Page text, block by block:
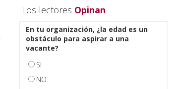
Los lectores Opinan
En tu organización, ¿la edad es un
obstáculo para aspirar a una
vacante?
SI
NO